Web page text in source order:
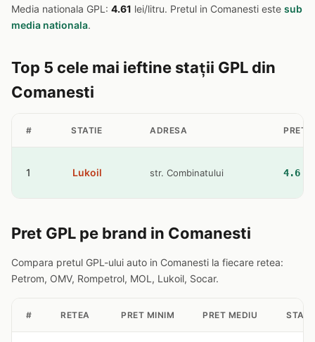
Media nationala GPL: 4.61 lei/litru. Pretul in Comanesti este sub
media nationala.
Top 5 cele mai ieftine stații GPL din
Comanesti
# STATIE ADRESA PRET
1 Lukoil str. Combinatului 4.6
Pret GPL pe brand in Comanesti
Compara pretul GPL-ului auto in Comanesti la fiecare retea:
Petrom, OMV, Rompetrol, MOL, Lukoil, Socar.
# RETEA PRET MINIM PRET MEDIU